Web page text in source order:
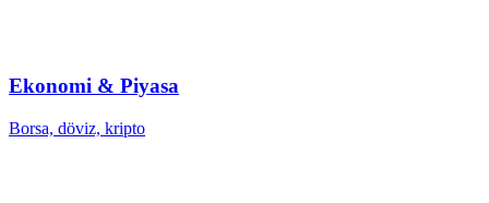
Ekonomi & Piyasa
Borsa, döviz, kripto